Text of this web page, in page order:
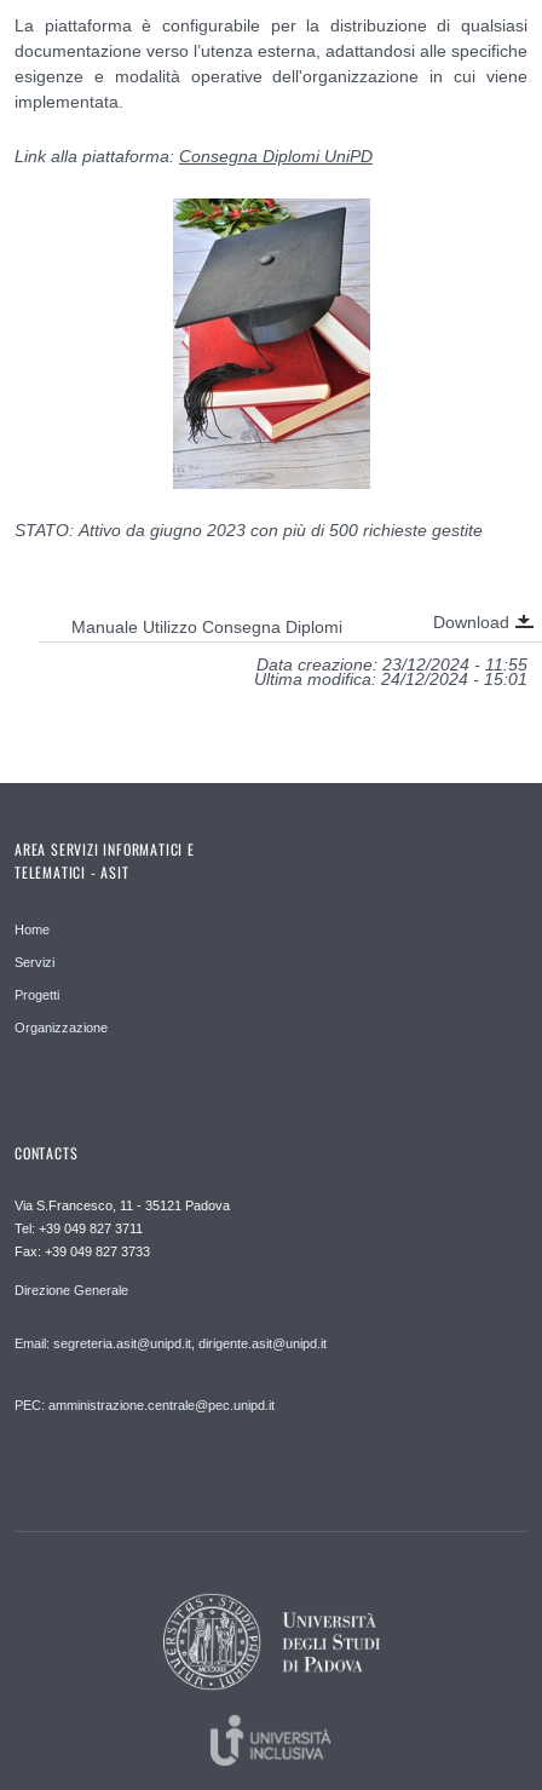
La piattaforma è configurabile per la distribuzione di qualsiasi
documentazione verso l’utenza esterna, adattandosi alle specifiche
esigenze e modalità operative dell'organizzazione in cui viene
implementata.
Link alla piattaforma: Consegna Diplomi UniPD
STATO: Attivo da giugno 2023 con più di 500 richieste gestite
Manuale Utilizzo Consegna Diplomi Download
Data creazione: 23/12/2024 - 11:55
Ultima modifica: 24/12/2024 - 15:01
AREA SERVIZI INFORMATICI E
TELEMATICI - ASIT
Home
Servizi
Progetti
Organizzazione
CONTACTS
Via S.Francesco, 11 - 35121 Padova
Tel: +39 049 827 3711
Fax: +39 049 827 3733
Direzione Generale
Email: segreteria.asit@unipd.it, dirigente.asit@unipd.it
PEC: amministrazione.centrale@pec.unipd.it